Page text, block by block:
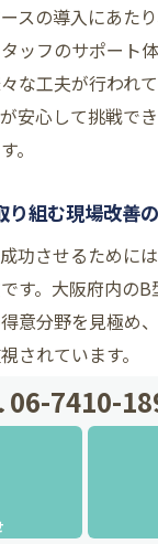
スの導入にあた
ッフのサポート
な工夫が行われ
安心して挑戦で
。
り組む現場改善
功させるために
す。大阪府内のB
意分野を見極め
されています。
ブル対応や、コ
ォロー、配信内
フの重要な役割
ために、褒める
を積み重ねる工
06-7410-